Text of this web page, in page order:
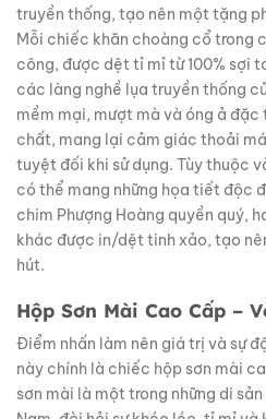
truyền thống, tạo nên một tặng
Mỗi chiếc khăn choàng cổ trong
công, được dệt tỉ mỉ từ 100% sợi
các làng nghề lụa truyền thống
mềm mại, mượt mà và óng ả
chất, mang lại cảm giác thoải
tuyệt đối khi sử dụng. Tùy thuộc
có thể mang những họa tiết độc
chim Phượng Hoàng quyền quý,
khác được in/dệt tinh xảo, tạo
hút.
Hộp Sơn Mài Cao Cấp –
Điểm nhấn làm nên giá trị và sự
này chính là chiếc hộp sơn mài
sơn mài là một trong những di